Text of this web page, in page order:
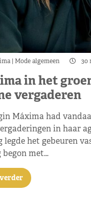
Mode algemeen 30
in het
vergaderen
Máxima had
in haar
legde het gebeuren
begon met…